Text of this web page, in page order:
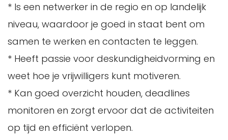
* Is een netwerker in de regio en op landelijk
niveau, waardoor je goed in staat bent om
samen te werken en contacten te leggen.
* Heeft passie voor deskundigheidvorming en
weet hoe je vrijwilligers kunt motiveren.
* Kan goed overzicht houden, deadlines
monitoren en zorgt ervoor dat de activiteiten
op tijd en efficiënt verlopen.